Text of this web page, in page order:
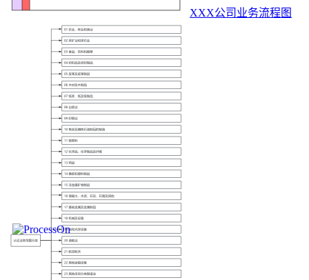
XXX公司业务流程图